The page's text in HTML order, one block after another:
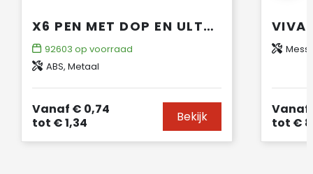
X6 PEN MET DOP EN ULTRA GLIDE INKT
92603 op voorraad
ABS, Metaal
Vanaf € 0,74
tot € 1,34 Bekijk Vanaf
tot €